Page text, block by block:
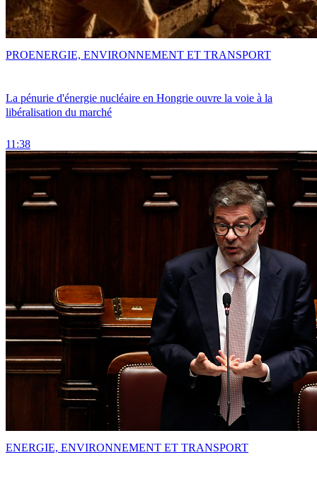
La pénurie d'énergie nucléaire en Hongrie ouvre la voie à la
libéralisation du marché
11:38
PROENERGIE, ENVIRONNEMENT ET TRANSPORT
ENERGIE, ENVIRONNEMENT ET TRANSPORT